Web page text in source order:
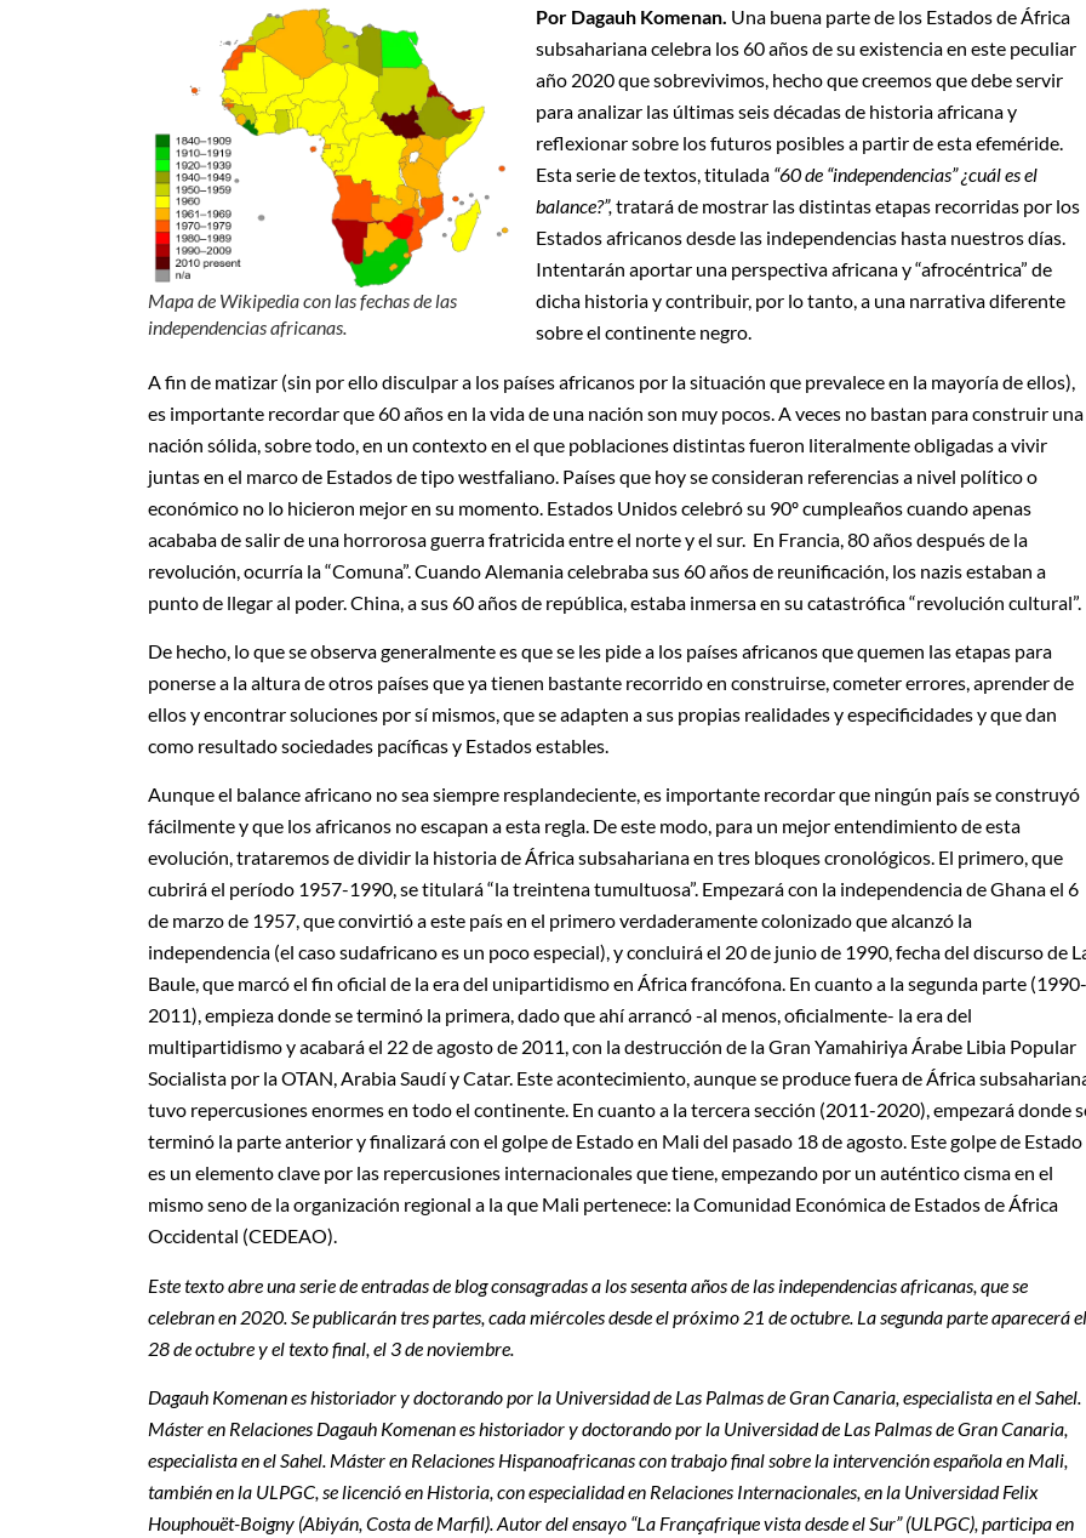
Mapa de Wikipedia con las fechas de las
independencias africanas.
Por Dagauh Komenan. Una buena parte de los Estados de África
subsahariana celebra los 60 años de su existencia en este peculiar
año 2020 que sobrevivimos, hecho que creemos que debe servir
para analizar las últimas seis décadas de historia africana y
reflexionar sobre los futuros posibles a partir de esta efeméride.
Esta serie de textos, titulada “60 de “independencias” ¿cuál es el
balance?”,tratará de mostrar las distintas etapas recorridas por los
Estados africanos desde las independencias hasta nuestros días.
Intentarán aportar una perspectiva africana y “afrocéntrica” de
dicha historia y contribuir, por lo tanto, a una narrativa diferente
sobre el continente negro.
A fin de matizar (sin por ello disculpar a los países africanos por la situación que prevalece en la mayoría de ellos),
es importante recordar que 60 años en la vida de una nación son muy pocos. A veces no bastan para construir una
nación sólida, sobre todo, en un contexto en el que poblaciones distintas fueron literalmente obligadas a vivir
juntas en el marco de Estados de tipo westfaliano. Países que hoy se consideran referencias a nivel político o
económico no lo hicieron mejor en su momento. Estados Unidos celebró su 90º cumpleaños cuando apenas
acababa de salir de una horrorosa guerra fratricida entre el norte y el sur. En Francia, 80 años después de la
revolución, ocurría la “Comuna”. Cuando Alemania celebraba sus 60 años de reunificación, los nazis estaban a
punto de llegar al poder. China, a sus 60 años de república, estaba inmersa en su catastrófica “revolución cultural”.
De hecho, lo que se observa generalmente es que se les pide a los países africanos que quemen las etapas para
ponerse a la altura de otros países que ya tienen bastante recorrido en construirse, cometer errores, aprender de
ellos y encontrar soluciones por sí mismos, que se adapten a sus propias realidades y especificidades y que dan
como resultado sociedades pacíficas y Estados estables.
Aunque el balance africano no sea siempre resplandeciente, es importante recordar que ningún país se construyó
fácilmente y que los africanos no escapan a esta regla. De este modo, para un mejor entendimiento de esta
evolución, trataremos de dividir la historia de África subsahariana en tres bloques cronológicos. El primero, que
cubrirá el período 1957-1990, se titulará “la treintena tumultuosa”. Empezará con la independencia de Ghana el 6
de marzo de 1957, que convirtió a este país en el primero verdaderamente colonizado que alcanzó la
independencia (el caso sudafricano es un poco especial), y concluirá el 20 de junio de 1990, fecha del discurso de
Baule, que marcó el fin oficial de la era del unipartidismo en África francófona. En cuanto a la segunda parte (1990-
2011), empieza donde se terminó la primera, dado que ahí arrancó -al menos, oficialmente- la era del
multipartidismo y acabará el 22 de agosto de 2011, con la destrucción de la Gran Yamahiriya Árabe Libia Popular
Socialista por la OTAN, Arabia Saudí y Catar. Este acontecimiento, aunque se produce fuera de África
tuvo repercusiones enormes en todo el continente. En cuanto a la tercera sección (2011-2020), empezará donde
terminó la parte anterior y finalizará con el golpe de Estado en Mali del pasado 18 de agosto. Este golpe de Estado
es un elemento clave por las repercusiones internacionales que tiene, empezando por un auténtico cisma en el
mismo seno de la organización regional a la que Mali pertenece: la Comunidad Económica de Estados de África
Occidental (CEDEAO).
Este texto abre una serie de entradas de blog consagradas a los sesenta años de las independencias africanas, que se
celebran en 2020. Se publicarán tres partes, cada miércoles desde el próximo 21 de octubre. La segunda parte aparecerá el
28 de octubre y el texto final, el 3 de noviembre.
Dagauh Komenan es historiador y doctorando por la Universidad de Las Palmas de Gran Canaria, especialista en el Sahel.
Máster en Relaciones Dagauh Komenan es historiador y doctorando por la Universidad de Las Palmas de Gran Canaria,
especialista en el Sahel. Máster en Relaciones Hispanoafricanas con trabajo final sobre la intervención española en Mali,
también en la ULPGC, se licenció en Historia, con especialidad en Relaciones Internacionales, en la Universidad Felix
Houphouët-Boigny (Abiyán, Costa de Marfil). Autor del ensayo “La Françafrique vista desde el Sur” (ULPGC), participa en